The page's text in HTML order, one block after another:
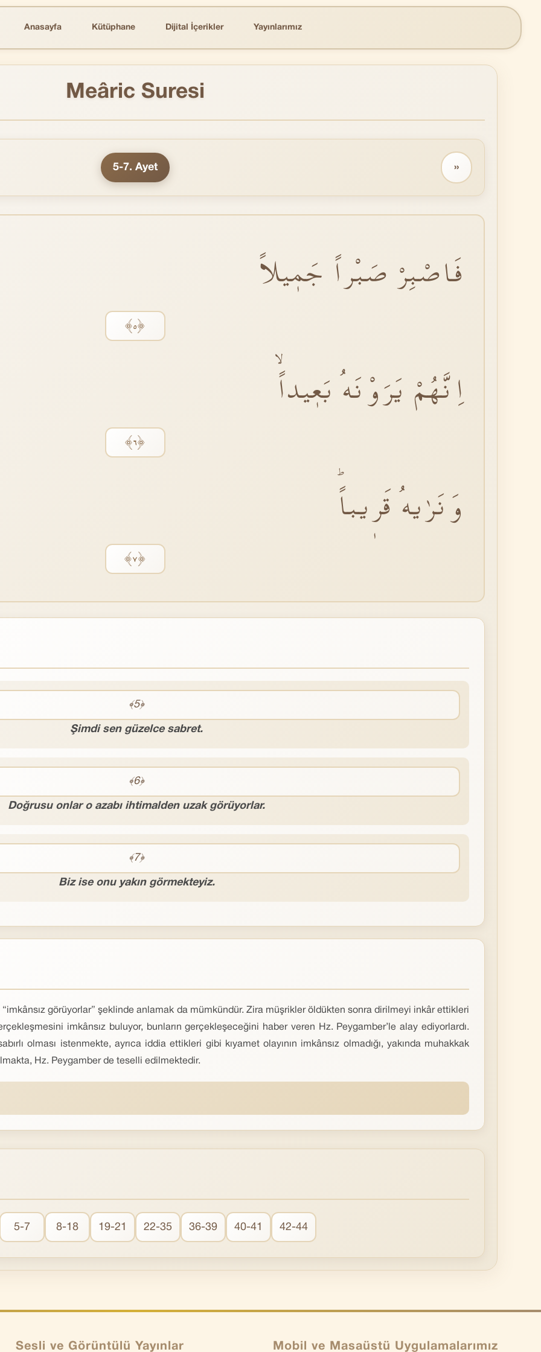
Anasayfa Kütüphane Dijital İçerikler Yayınlarımız
Meâric Suresi
5-7. Ayet ››
فَاصْبِرْ صَبْراً جَمٖيلاً
﴿٥﴾
اِنَّهُمْ يَرَوْنَهُ بَعٖيداًۙ
﴿٦﴾
وَنَرٰيهُ قَرٖيباًؕ
﴿٧﴾
﴾5﴿
Şimdi sen güzelce sabret.
﴾6﴿
Doğrusu onlar o azabı ihtimalden uzak görüyorlar.
﴾7﴿
Biz ise onu yakın görmekteyiz.
görüyorlar” şeklinde anlamak da mümkündür. Zira müşrikler öldükten sonra dirilmeyi inkâr ettikleri
imkânsız buluyor, bunların gerçekleşeceğini haber veren Hz. Peygamber’le alay ediyorlardı.
olması istenmekte, ayrıca iddia ettikleri gibi kıyamet olayının imkânsız olmadığı, yakında muhakkak
Hz. Peygamber de teselli edilmektedir.
5-7 8-18 19-21 22-35 36-39 40-41 42-44
Sesli ve Görüntülü Yayınlar Mobil ve Masaüstü Uygulamalarımız